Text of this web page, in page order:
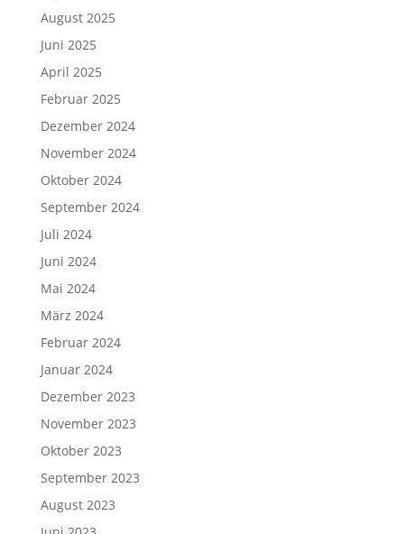
August 2025
Juni 2025
April 2025
Februar 2025
Dezember 2024
November 2024
Oktober 2024
September 2024
Juli 2024
Juni 2024
Mai 2024
März 2024
Februar 2024
Januar 2024
Dezember 2023
November 2023
Oktober 2023
September 2023
August 2023